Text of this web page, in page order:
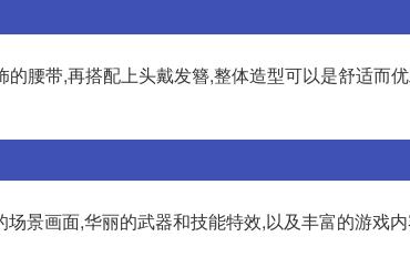
腰带,再搭配上头戴发簪,整体造型可以是舒适而优
景画面,华丽的武器和技能特效,以及丰富的游戏